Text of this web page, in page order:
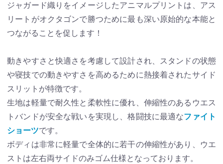
ジャガード織りをイメージしたアニマルプリントは、アス
リートがオクタゴンで勝つために最も深い原始的な本能と
つながることを促します！
動きやすさと快適さを考慮して設計され、スタンドの状態
や寝技での動きやすさを高めるために熱接着されたサイド
スリットが特徴です。
生地は軽量で耐久性と柔軟性に優れ、伸縮性のあるウエス
トバンドが安全な戦いを実現し、格闘技に最適なファイト
ショーツです。
ボディは非常に軽量で全体的に若干の伸縮性があり、ウエ
ストは左右両サイドのみゴム仕様となっております。